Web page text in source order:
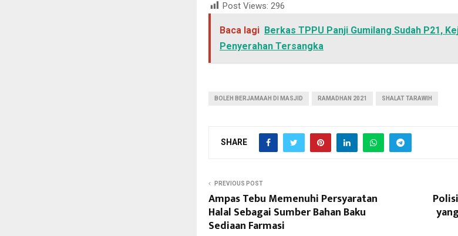
Post Views: 296
Baca lagi Berkas TPPU Panji Gumilang Sudah P21,
Penyerahan Tersangka
BOLEH BERJAMAAH DI MASJID RAMADHAN 2021 SHALAT TARAWIH
SHARE
PREVIOUS POST
Ampas Tebu Memenuhi Persyaratan
Halal Sebagai Sumber Bahan Baku
Sediaan Farmasi